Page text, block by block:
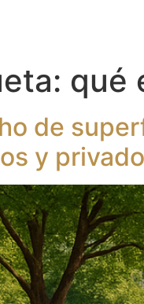
qué
de
y